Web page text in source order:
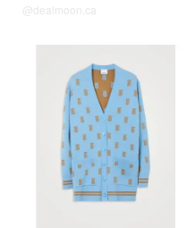
@dealmoon.ca